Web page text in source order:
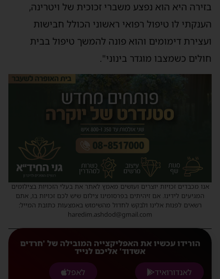
בזירה היא הוא נפצע משברי זכוכית של ויטרינה,
הענקתי לו טיפול רפואי ראשוני הכולל חבישות
ועצירת דימומים והוא פונה להמשך טיפול בבית
חולים כשמצבו מוגדר בינוני".
אנו מכבדים זכויות יוצרים ועושים מאמץ לאתר את בעלי הזכויות בצילומים
המגיעים לידינו. אם זיהיתים בפרסומינו צילום שיש לכם זכויות בו, אתם
רשאים לפנות אלינו ולבקש לחדול מהשימוש באמצעות כתובת המייל:
haredim.ashdod@gmail.com
הורידו עכשיו את האפליקצייה המובילה של 'חרדים
אשדוד' אליכם לנייד
לאנדורואיד
לאפל